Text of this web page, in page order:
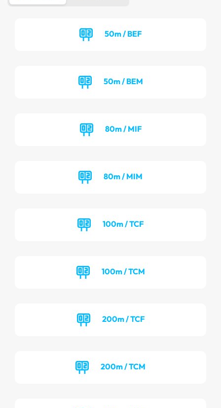
50m / BEF
50m / BEM
80m / MIF
80m / MIM
100m / TCF
100m / TCM
200m / TCF
200m / TCM